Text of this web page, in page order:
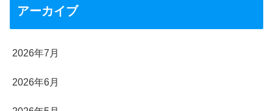
アーカイブ
2026年7月
2026年6月